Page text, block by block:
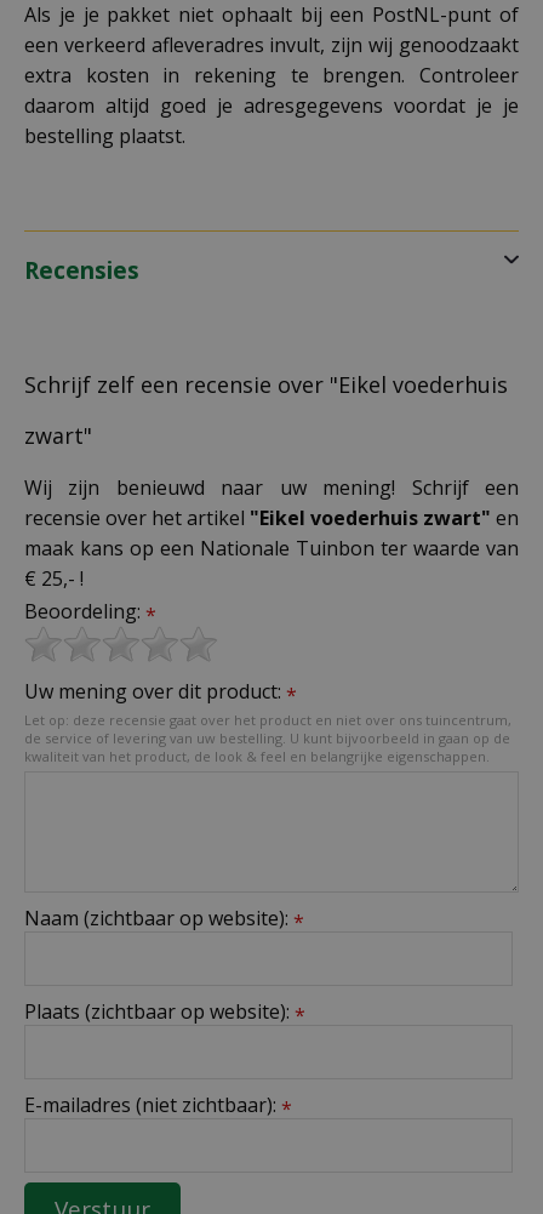
Als je je pakket niet ophaalt bij een PostNL-punt of
een verkeerd afleveradres invult, zijn wij genoodzaakt
extra kosten in rekening te brengen. Controleer
daarom altijd goed je adresgegevens voordat je je
bestelling plaatst.
Recensies
Schrijf zelf een recensie over "Eikel voederhuis
zwart"
Wij zijn benieuwd naar uw mening! Schrijf een
recensie over het artikel "Eikel voederhuis zwart" en
maak kans op een Nationale Tuinbon ter waarde van
€ 25,- !
Beoordeling: *
Uw mening over dit product: *
Let op: deze recensie gaat over het product en niet over ons tuincentrum,
de service of levering van uw bestelling. U kunt bijvoorbeeld in gaan op de
kwaliteit van het product, de look & feel en belangrijke eigenschappen.
Naam (zichtbaar op website): *
Plaats (zichtbaar op website): *
E-mailadres (niet zichtbaar): *